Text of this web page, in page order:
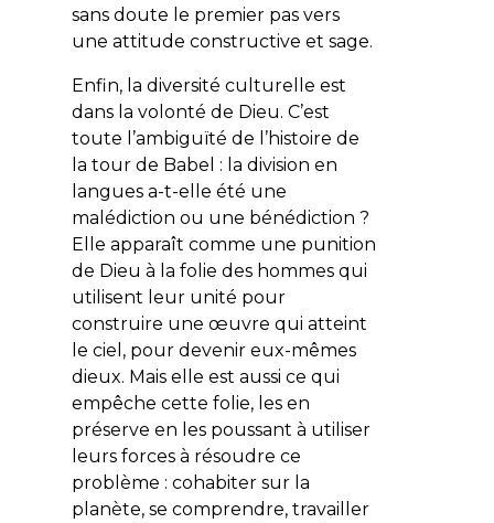
sans doute le premier pas vers
une attitude constructive et sage.
Enfin, la diversité culturelle est
dans la volonté de Dieu. C’est
toute l’ambiguïté de l’histoire de
la tour de Babel : la division en
langues a-t-elle été une
malédiction ou une bénédiction ?
Elle apparaît comme une punition
de Dieu à la folie des hommes qui
utilisent leur unité pour
construire une œuvre qui atteint
le ciel, pour devenir eux-mêmes
dieux. Mais elle est aussi ce qui
empêche cette folie, les en
préserve en les poussant à utiliser
leurs forces à résoudre ce
problème : cohabiter sur la
planète, se comprendre, travailler